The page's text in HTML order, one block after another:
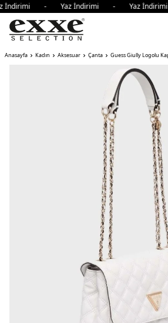
- Yaz İndirimi - Yaz
Anasayfa Kadın Aksesuar Çanta